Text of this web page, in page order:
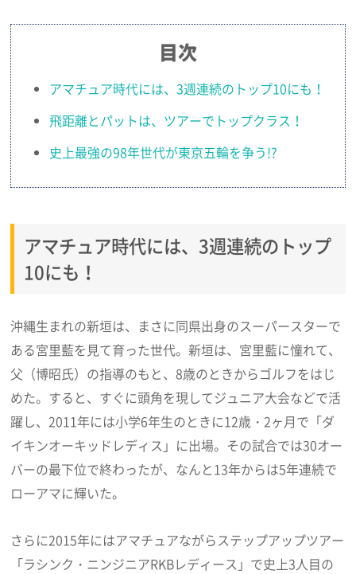
目次
アマチュア時代には、3週連続のトップ10にも！
飛距離とパットは、ツアーでトップクラス！
史上最強の98年世代が東京五輪を争う!?
アマチュア時代には、3週連続のトップ
10にも！
沖縄生まれの新垣は、まさに同県出身のスーパースターで
ある宮里藍を見て育った世代。新垣は、宮里藍に憧れて、
父（博昭氏）の指導のもと、8歳のときからゴルフをはじ
めた。すると、すぐに頭角を現してジュニア大会などで活
躍し、2011年には小学6年生のときに12歳・2ヶ月で「ダ
イキンオーキッドレディス」に出場。その試合では30オー
バーの最下位で終わったが、なんと13年からは5年連続で
ローアマに輝いた。
さらに2015年にはアマチュアながらステップアップツアー
「ラシンク・ニンジニアRKBレディース」で史上3人目の